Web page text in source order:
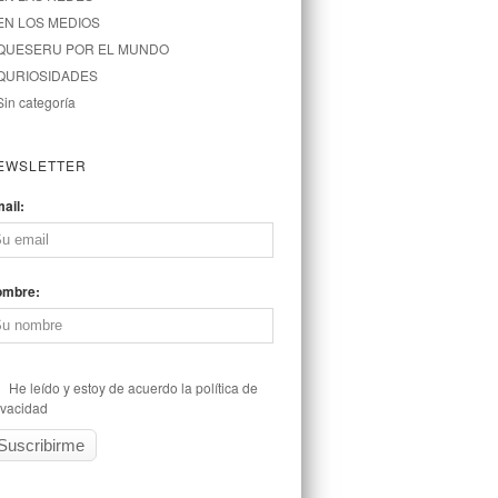
LOS MEDIOS
POR EL MUNDO
categoría
He leído y estoy de acuerdo la política de